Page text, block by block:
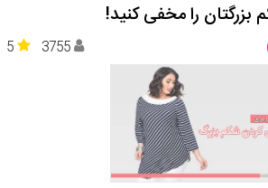
بزرگتان را مخفی کنید!
5 3755